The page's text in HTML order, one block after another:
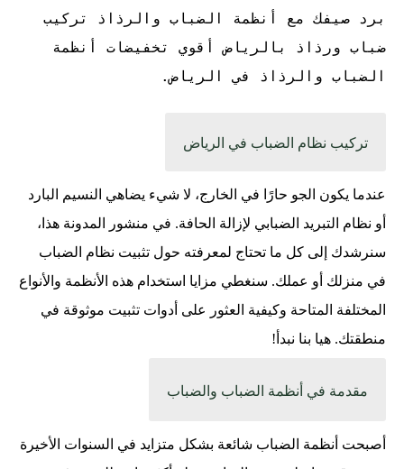
برد صيفك مع أنظمة الضباب والرذاذ
تركيب
ضباب ورذاذ بالرياض أقوي تخفيضات أنظمة
الضباب والرذاذ في الرياض.
تركيب نظام الضباب في الرياض
عندما يكون الجو حارًا في الخارج، لا شيء يضاهي النسيم البارد
أو نظام التبريد الضبابي لإزالة الحافة. في منشور المدونة هذا،
سنرشدك إلى كل ما تحتاج لمعرفته حول تثبيت نظام الضباب
في منزلك أو عملك. سنغطي مزايا استخدام هذه الأنظمة والأنواع
المختلفة المتاحة وكيفية العثور على أدوات تثبيت موثوقة في
منطقتك. هيا بنا نبدأ!
مقدمة في أنظمة الضباب والضباب
أصبحت أنظمة الضباب شائعة بشكل متزايد في السنوات الأخيرة